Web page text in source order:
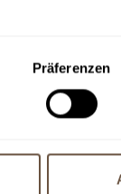
Präferenzen